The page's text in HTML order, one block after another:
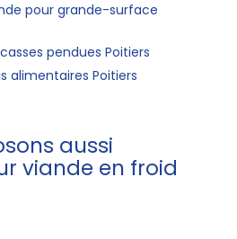
pour grande-surface
pendues Poitiers
alimentaires Poitiers
aussi
viande en froid